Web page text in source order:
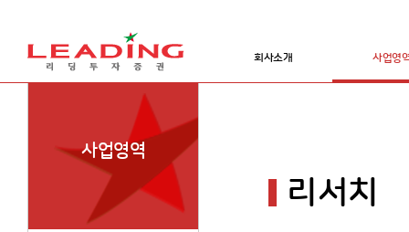
회사소개 사업영
사업영역
리서치